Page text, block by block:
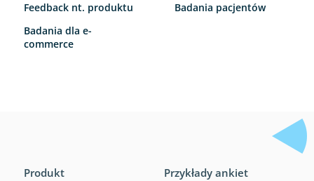
Feedback nt. produktu
Badania dla e-
commerce
Badania pacjentów
Produkt Przykłady ankiet